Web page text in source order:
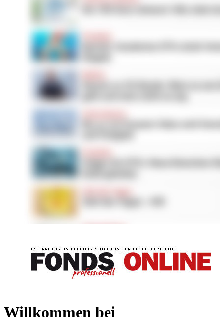
Willkommen bei